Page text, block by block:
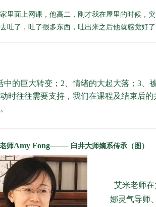
里面上网课，他高二，刚才我在屋里的时候，
吐了，吐了很多东西，吐出来之后他就感觉好
中的巨大转变；2、情绪的大起大落；3
时往往需要支持，我们在课程及结束后
师Amy Fong—— 臼井大师嫡系传承（图）
艾米老师
娜灵气导师